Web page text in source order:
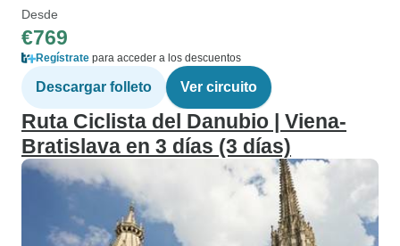
Desde
€769
Regístrate para acceder a los descuentos
Descargar folleto Ver circuito
Ruta Ciclista del Danubio | Viena-
Bratislava en 3 días (3 días)